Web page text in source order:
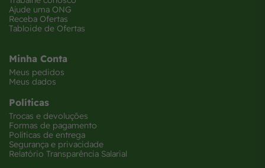
Ajude uma ONG
Receba Ofertas
Tabloide de Ofertas
Minha Conta
Meus pedidos
Meus dados
Políticas
Trocas e devoluções
Formas de pagamento
Políticas de entrega
Segurança e privacidade
Relatório Transparência Salarial